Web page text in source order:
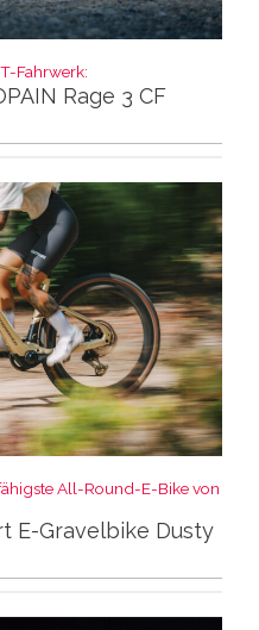
Fahrwerk:
Rage 3 CF
All-Round-E-Bike von
E-Gravelbike Dusty